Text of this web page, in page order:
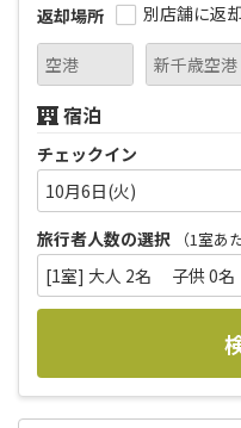
返却場所
別店舗に返
宿泊
チェックイン
10月6日(火)
旅行者人数の選択
（1室あ
[1室] 大人 2名 子供 0名